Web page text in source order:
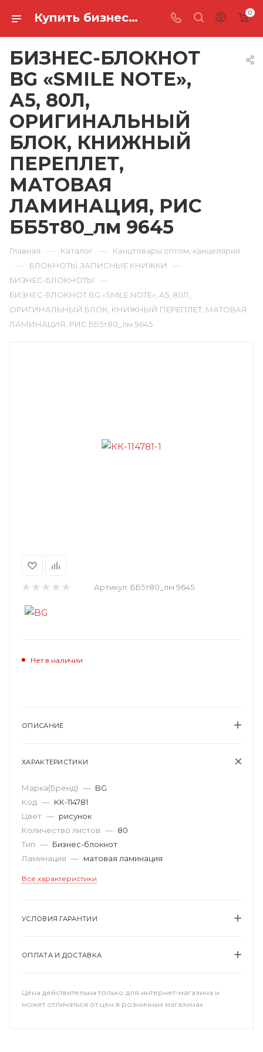
Купить бизнес-блокнот bg «smile note», а5, 80л, оригинальный блок, книжный переплет, матовая ламинация, рис ББ5т80_лм 9645 в Ростове-на-Дону 0
БИЗНЕС-БЛОКНОТ
BG «SMILE NOTE»,
А5, 80Л,
ОРИГИНАЛЬНЫЙ
БЛОК, КНИЖНЫЙ
ПЕРЕПЛЕТ,
МАТОВАЯ
ЛАМИНАЦИЯ, РИС
ББ5т80_лм 9645
Главная — Каталог — Канцтовары оптом, канцелярия
— БЛОКНОТЫ,ЗАПИСНЫЕ КНИЖКИ —
БИЗНЕС-БЛОКНОТЫ —
БИЗНЕС-БЛОКНОТ BG «SMILE NOTE», А5, 80Л,
ОРИГИНАЛЬНЫЙ БЛОК, КНИЖНЫЙ ПЕРЕПЛЕТ, МАТОВАЯ
ЛАМИНАЦИЯ, РИС ББ5т80_лм 9645
Артикул: ББ5т80_лм 9645
Нет в наличии
ОПИСАНИЕ
ХАРАКТЕРИСТИКИ
Марка(Бренд) — BG
Код — КК-114781
Цвет — рисунок
Количество листов — 80
Тип — Бизнес-блокнот
Ламинация — матовая ламинация
Все характеристики
УСЛОВИЯ ГАРАНТИИ
ОПЛАТА И ДОСТАВКА
Цена действительна только для интернет-магазина и
может отличаться от цен в розничных магазинах